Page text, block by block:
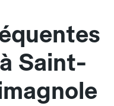
Saint-